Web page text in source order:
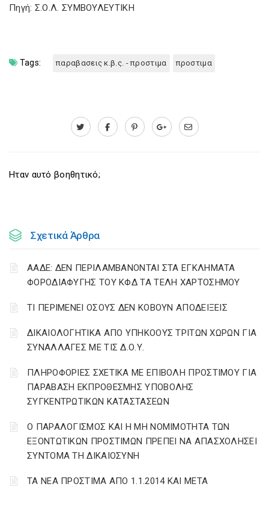
Πηγή: Σ.Ο.Λ. ΣΥΜΒΟΥΛΕΥΤΙΚΗ
Tags: παραβασεις κ.β.ς. - προστιμα προστιμα
Ηταν αυτό βοηθητικό;
Σχετικά Άρθρα
ΑΑΔΕ: ΔΕΝ ΠΕΡΙΛΑΜΒΑΝΟΝΤΑΙ ΣΤΑ ΕΓΚΛΗΜΑΤΑ
ΦΟΡΟΔΙΑΦΥΓΗΣ ΤΟΥ ΚΦΔ ΤΑ ΤΕΛΗ ΧΑΡΤΟΣΗΜΟΥ
ΤΙ ΠΕΡΙΜΕΝΕΙ ΟΣΟΥΣ ΔΕΝ ΚΟΒΟΥΝ ΑΠΟΔΕΙΞΕΙΣ
ΔΙΚΑΙΟΛΟΓΗΤΙΚΑ ΑΠΟ ΥΠΗΚΟΟΥΣ ΤΡΙΤΩΝ ΧΩΡΩΝ ΓΙΑ
ΣΥΝΑΛΛΑΓΕΣ ΜΕ ΤΙΣ Δ.Ο.Υ.
ΠΛΗΡΟΦΟΡΙΕΣ ΣΧΕΤΙΚΑ ΜΕ ΕΠΙΒΟΛΗ ΠΡΟΣΤΙΜΟΥ ΓΙΑ
ΠΑΡΑΒΑΣΗ ΕΚΠΡΟΘΕΣΜΗΣ ΥΠΟΒΟΛΗΣ
ΣΥΓΚΕΝΤΡΩΤΙΚΩΝ ΚΑΤΑΣΤΑΣΕΩΝ
Ο ΠΑΡΑΛΟΓΙΣΜΟΣ ΚΑΙ Η ΜΗ ΝΟΜΙΜΟΤΗΤΑ ΤΩΝ
ΕΞΟΝΤΩΤΙΚΩΝ ΠΡΟΣΤΙΜΩΝ ΠΡΕΠΕΙ ΝΑ ΑΠΑΣΧΟΛΗΣΕΙ
ΣΥΝΤΟΜΑ ΤΗ ΔΙΚΑΙΟΣΥΝΗ
ΤΑ ΝΕΑ ΠΡΟΣΤΙΜΑ ΑΠΟ 1.1.2014 ΚΑΙ ΜΕΤΑ